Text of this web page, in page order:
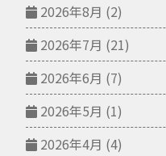
2026年8月 (2)
2026年7月 (21)
2026年6月 (7)
2026年5月 (1)
2026年4月 (4)